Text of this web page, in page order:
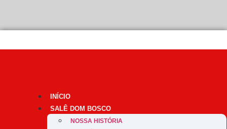
INÍCIO
SALÊ DOM BOSCO
NOSSA HISTÓRIA